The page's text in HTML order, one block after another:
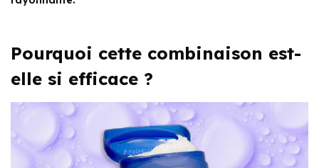
Pourquoi cette combinaison est-
elle si efficace ?